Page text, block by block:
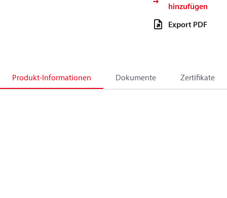
hinzufügen
Export PDF
Produkt-Informationen Dokumente Zertifikate